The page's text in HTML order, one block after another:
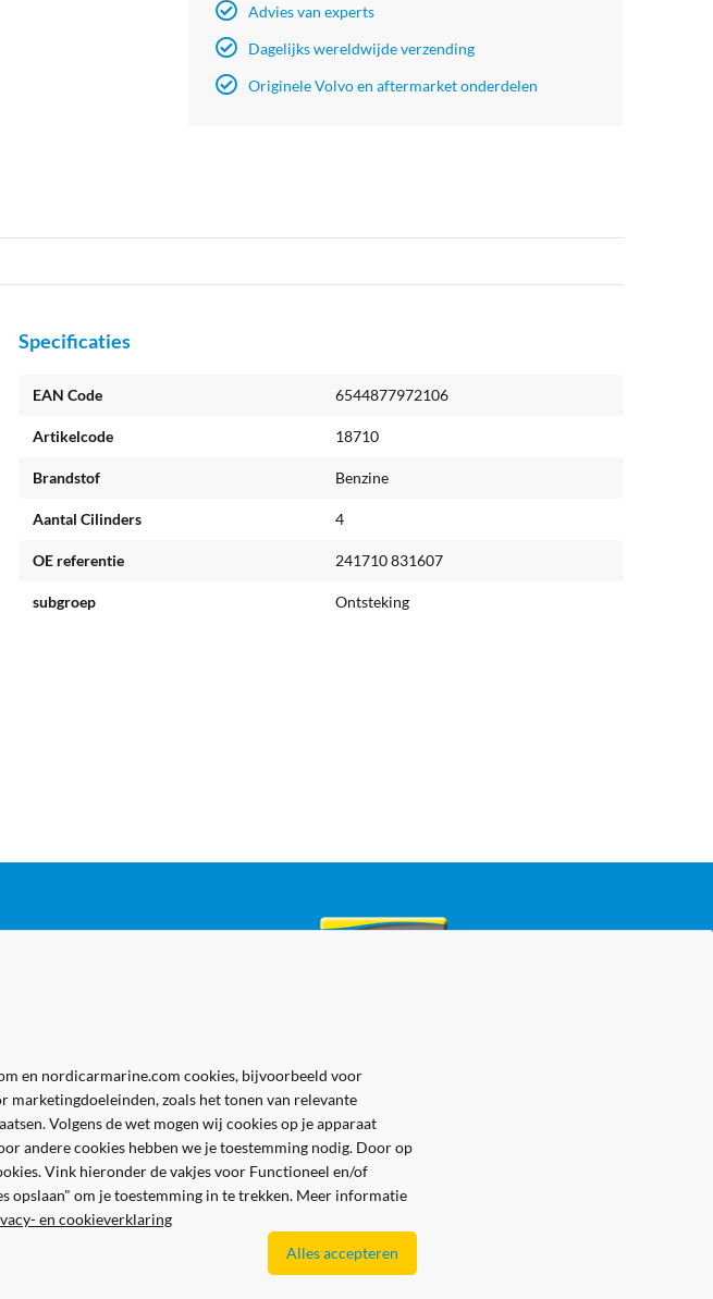
Advies van experts
Dagelijks wereldwijde verzending
Originele Volvo en aftermarket onderdelen
Specificaties
EAN Code 6544877972106
Artikelcode 18710
Brandstof Benzine
Aantal Cilinders 4
OE referentie 241710 831607
subgroep Ontsteking
en nordicarmarine.com cookies, bijvoorbeeld voor
zoals het tonen van relevante
Volgens de wet mogen wij cookies op je apparaat
andere cookies hebben we je toestemming nodig. Door op
Vink hieronder de vakjes voor Functioneel en/of
opslaan" om je toestemming in te trekken. Meer informatie
en cookieverklaring
Alles accepteren